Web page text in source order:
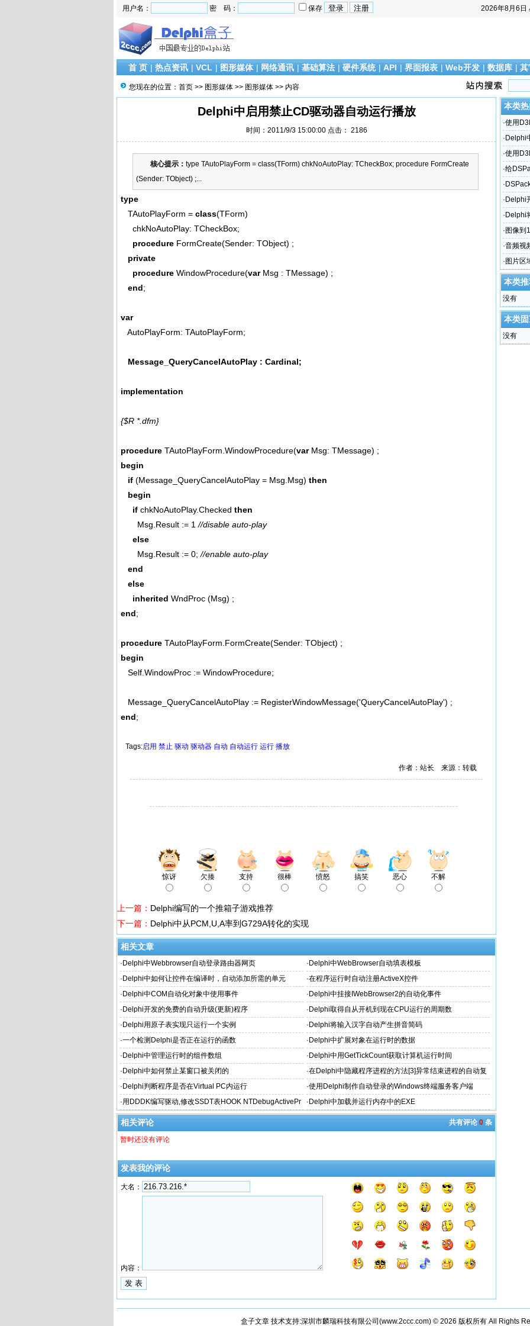
2026年8月6日
用户名： 密 码： 保存
首 页 | 热点资讯 | VCL | 图形媒体 | 网络通讯 | 基础算法 | 硬件系统 | API | 界面报表 | Web开发 | 数据库 | 其
您现在的位置： 首页 >> 图形媒体 >> 图形媒体 >> 内容
Delphi中启用禁止CD驱动器自动运行播放
时间：2011/9/3 15:00:00 点击： 2186
核心提示： type TAutoPlayForm = class(TForm) chkNoAutoPlay: TCheckBox; procedure FormCreate
(Sender: TObject) ;...
type
TAutoPlayForm = class(TForm)
chkNoAutoPlay: TCheckBox;
procedure FormCreate(Sender: TObject) ;
private
procedure WindowProcedure(varMsg : TMessage) ;
end;
var
AutoPlayForm: TAutoPlayForm;
Message_QueryCancelAutoPlay : Cardinal;
implementation
{$R *.dfm}
procedure TAutoPlayForm.WindowProcedure(varMsg: TMessage) ;
begin
if (Message_QueryCancelAutoPlay = Msg.Msg) then
begin
if chkNoAutoPlay.Checked then
Msg.Result := 1//disable auto-play
else
Msg.Result := 0;//enable auto-play
end
else
inherited WndProc (Msg) ;
end;
procedure TAutoPlayForm.FormCreate(Sender: TObject) ;
begin
Self.WindowProc := WindowProcedure;
Message_QueryCancelAutoPlay := RegisterWindowMessage('QueryCancelAutoPlay') ;
end;
Tags:启用 禁止 驱动 驱动器 自动 自动运行 运行 播放
作者：站长 来源：转载
惊讶 欠揍 支持 很棒 愤怒 搞笑 恶心 不解
上一篇： Delphi编写的一个推箱子游戏推荐
下一篇： Delphi中从PCM,U,A率到G729A转化的实现
相关文章
· Delphi中Webbrowser自动登录路由器网页 · Delphi中WebBrowser自动填表模板
· Delphi中如何让控件在编译时，自动添加所需的单元 ·在程序运行时自动注册ActiveX控件
· Delphi中COM自动化对象中使用事件 · Delphi中挂接IWebBrowser2的自动化事件
· Delphi开发的免费的自动升级(更新)程序 · Delphi取得自从开机到现在CPU运行的周期数
· Delphi用原子表实现只运行一个实例 · Delphi将输入汉字自动产生拼音简码
·一个检测Delphi是否正在运行的函数 · Delphi中扩展对象在运行时的数据
· Delphi中管理运行时的组件数组 · Delphi中用GetTickCount获取计算机运行时间
· Delphi中如何禁止某窗口被关闭的 ·在Delphi中隐藏程序进程的方法[3]异常结束进程的自动复
活法
· Delphi判断程序是否在Virtual PC内运行 ·使用Delphi制作自动登录的Windows终端服务客户端
·用DDDK编写驱动,修改SSDT表HOOK NTDebugActivePr
ocess函数
· Delphi中加载并运行内存中的EXE
共有评论 0 条
相关评论
暂时还没有评论
发表我的评论
大名：
内容：
本类
·使用
· Delphi
·使用
·给
能
·
· Delphi
· Delphi
· 图像到
·音频视
· 图片区
本类
没有
本类
没有
盒子文章 技术支持:深圳市麟瑞科技有限公司(www.2ccc.com) © 2026 版权所有 All Rights